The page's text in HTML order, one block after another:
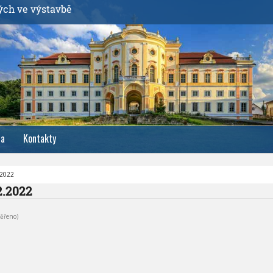
ve výstavbě
Kontakty